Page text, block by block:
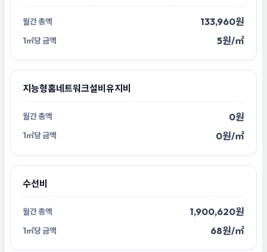
133,960원
5원/㎡
지능형홈네트워크설비유지비
0원
0원/㎡
수선비
1,900,620원
68원/㎡